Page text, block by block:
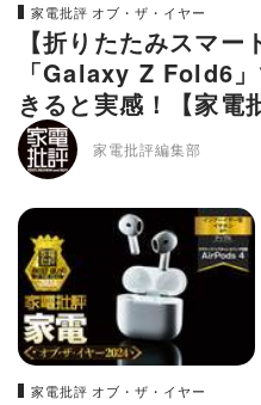
家電批評 オブ・ザ・イヤー
【折りたたみスマ
「Galaxy Z Fold6
きると実感！【家電
イ】
家電批評編集部
家電批評 オブ・ザ・イヤー